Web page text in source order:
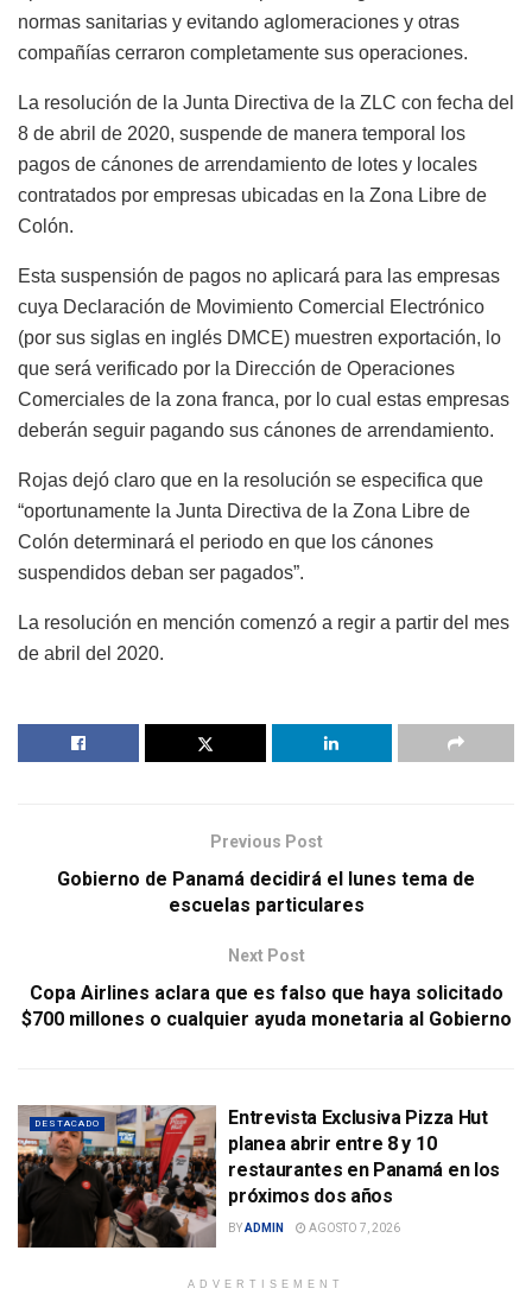
normas sanitarias y evitando aglomeraciones y otras
compañías cerraron completamente sus operaciones.
La resolución de la Junta Directiva de la ZLC con fecha del
8 de abril de 2020, suspende de manera temporal los
pagos de cánones de arrendamiento de lotes y locales
contratados por empresas ubicadas en la Zona Libre de
Colón.
Esta suspensión de pagos no aplicará para las empresas
cuya Declaración de Movimiento Comercial Electrónico
(por sus siglas en inglés DMCE) muestren exportación, lo
que será verificado por la Dirección de Operaciones
Comerciales de la zona franca, por lo cual estas empresas
deberán seguir pagando sus cánones de arrendamiento.
Rojas dejó claro que en la resolución se especifica que
“oportunamente la Junta Directiva de la Zona Libre de
Colón determinará el periodo en que los cánones
suspendidos deban ser pagados”.
La resolución en mención comenzó a regir a partir del mes
de abril del 2020.
Previous Post
Gobierno de Panamá decidirá el lunes tema de
escuelas particulares
Next Post
Copa Airlines aclara que es falso que haya solicitado
$700 millones o cualquier ayuda monetaria al Gobierno
DESTACADO
Entrevista Exclusiva Pizza Hut
planea abrir entre 8 y 10
restaurantes en Panamá en los
próximos dos años
BYADMIN AGOSTO 7, 2026
ADVERTISEMENT